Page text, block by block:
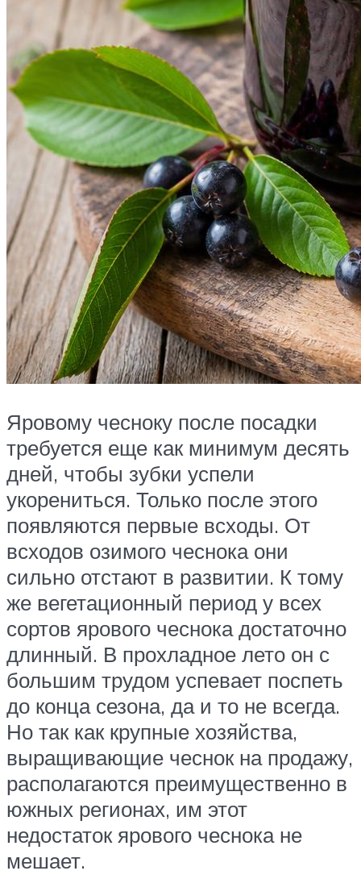
Яровому чесноку после посадки
требуется еще как минимум десять
дней, чтобы зубки успели
укорениться. Только после этого
появляются первые всходы. От
всходов озимого чеснока они
сильно отстают в развитии. К тому
же вегетационный период у всех
сортов ярового чеснока достаточно
длинный. В прохладное лето он с
большим трудом успевает поспеть
до конца сезона, да и то не всегда.
Но так как крупные хозяйства,
выращивающие чеснок на продажу,
располагаются преимущественно в
южных регионах, им этот
недостаток ярового чеснока не
мешает.